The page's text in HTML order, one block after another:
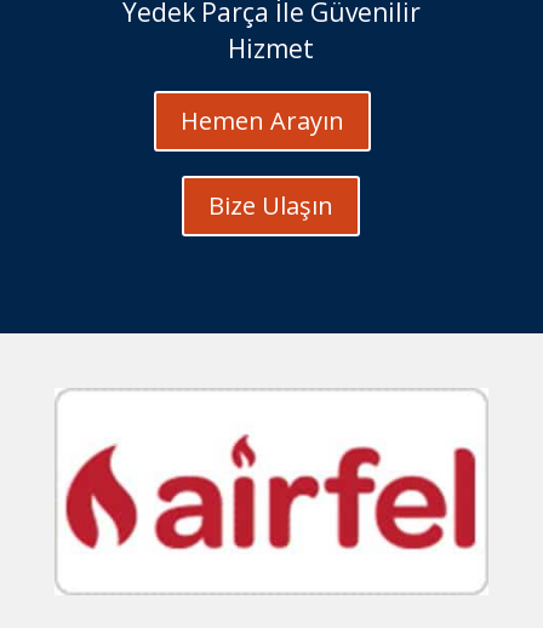
Yedek Parça İle Güvenilir
Hizmet
Hemen Arayın
Bize Ulaşın